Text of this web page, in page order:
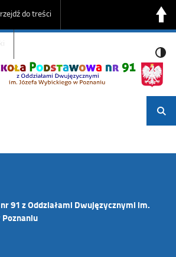
do treści
91 z Oddziałami Dwujęzycznymi im.